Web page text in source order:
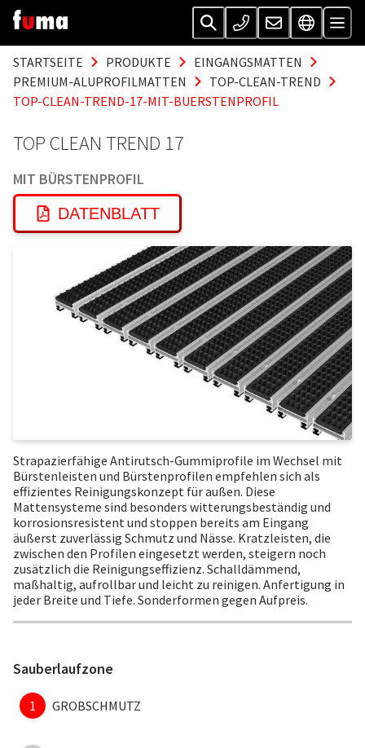
STARTSEITE PRODUKTE
EINGANGSMATTEN
PREMIUM-ALUPROFILMATTEN
TOP-CLEAN-TREND
TOP-CLEAN-TREND-17-MIT-BUERSTENPROFIL
TOP CLEAN TREND 17
MIT BÜRSTENPROFIL
DATENBLATT
Strapazierfähige Antirutsch-Gummiprofile im Wechsel mit
Bürstenleisten und Bürstenprofilen empfehlen sich als
effizientes Reinigungskonzept für außen. Diese
Mattensysteme sind besonders witterungsbeständig und
korrosionsresistent und stoppen bereits am Eingang
äußerst zuverlässig Schmutz und Nässe. Kratzleisten, die
zwischen den Profilen eingesetzt werden, steigern noch
zusätzlich die Reinigungseffizienz. Schalldämmend,
maßhaltig, aufrollbar und leicht zu reinigen. Anfertigung in
jeder Breite und Tiefe. Sonderformen gegen Aufpreis.
Sauberlaufzone
1 GROBSCHMUTZ